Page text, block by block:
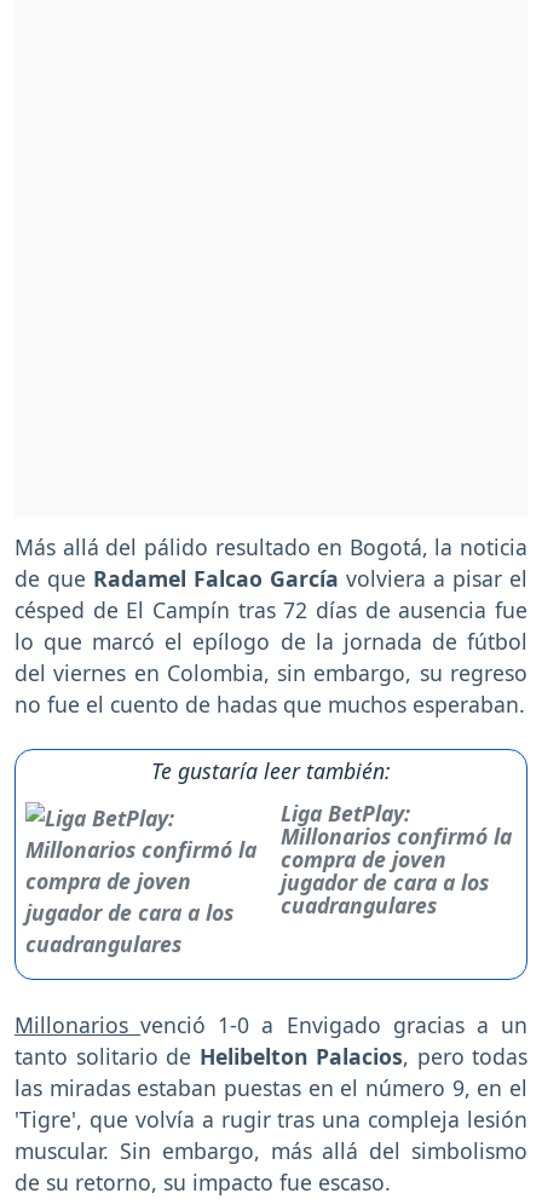
Más allá del pálido resultado en Bogotá, la noticia
de que Radamel Falcao García volviera a pisar el
césped de El Campín tras 72 días de ausencia fue
lo que marcó el epílogo de la jornada de fútbol
del viernes en Colombia, sin embargo, su regreso
no fue el cuento de hadas que muchos esperaban.
Te gustaría leer también:
Liga BetPlay:
Millonarios confirmó la
compra de joven
jugador de cara a los
cuadrangulares
Millonariosvenció 1-0 a Envigado gracias a un
tanto solitario de Helibelton Palacios, pero todas
las miradas estaban puestas en el número 9, en el
'Tigre', que volvía a rugir tras una compleja lesión
muscular. Sin embargo, más allá del simbolismo
de su retorno, su impacto fue escaso.